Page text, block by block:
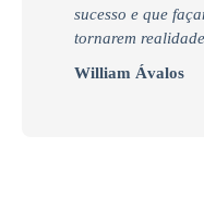
sucesso e que
tornarem
William Ávalos